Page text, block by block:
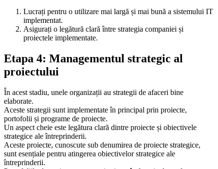
Lucrați pentru o utilizare mai largă și mai bună a sistemului IT
implementat.
Asigurați o legătură clară între strategia companiei și
proiectele implementate.
Etapa 4: Managementul strategic al
proiectului
În acest stadiu, unele organizații au strategii de afaceri bine
elaborate.
Aceste strategii sunt implementate în principal prin proiecte,
portofolii și programe de proiecte.
Un aspect cheie este legătura clară dintre proiecte și obiectivele
strategice ale întreprinderii.
Aceste proiecte, cunoscute sub denumirea de proiecte strategice,
sunt esențiale pentru atingerea obiectivelor strategice ale
întreprinderii.